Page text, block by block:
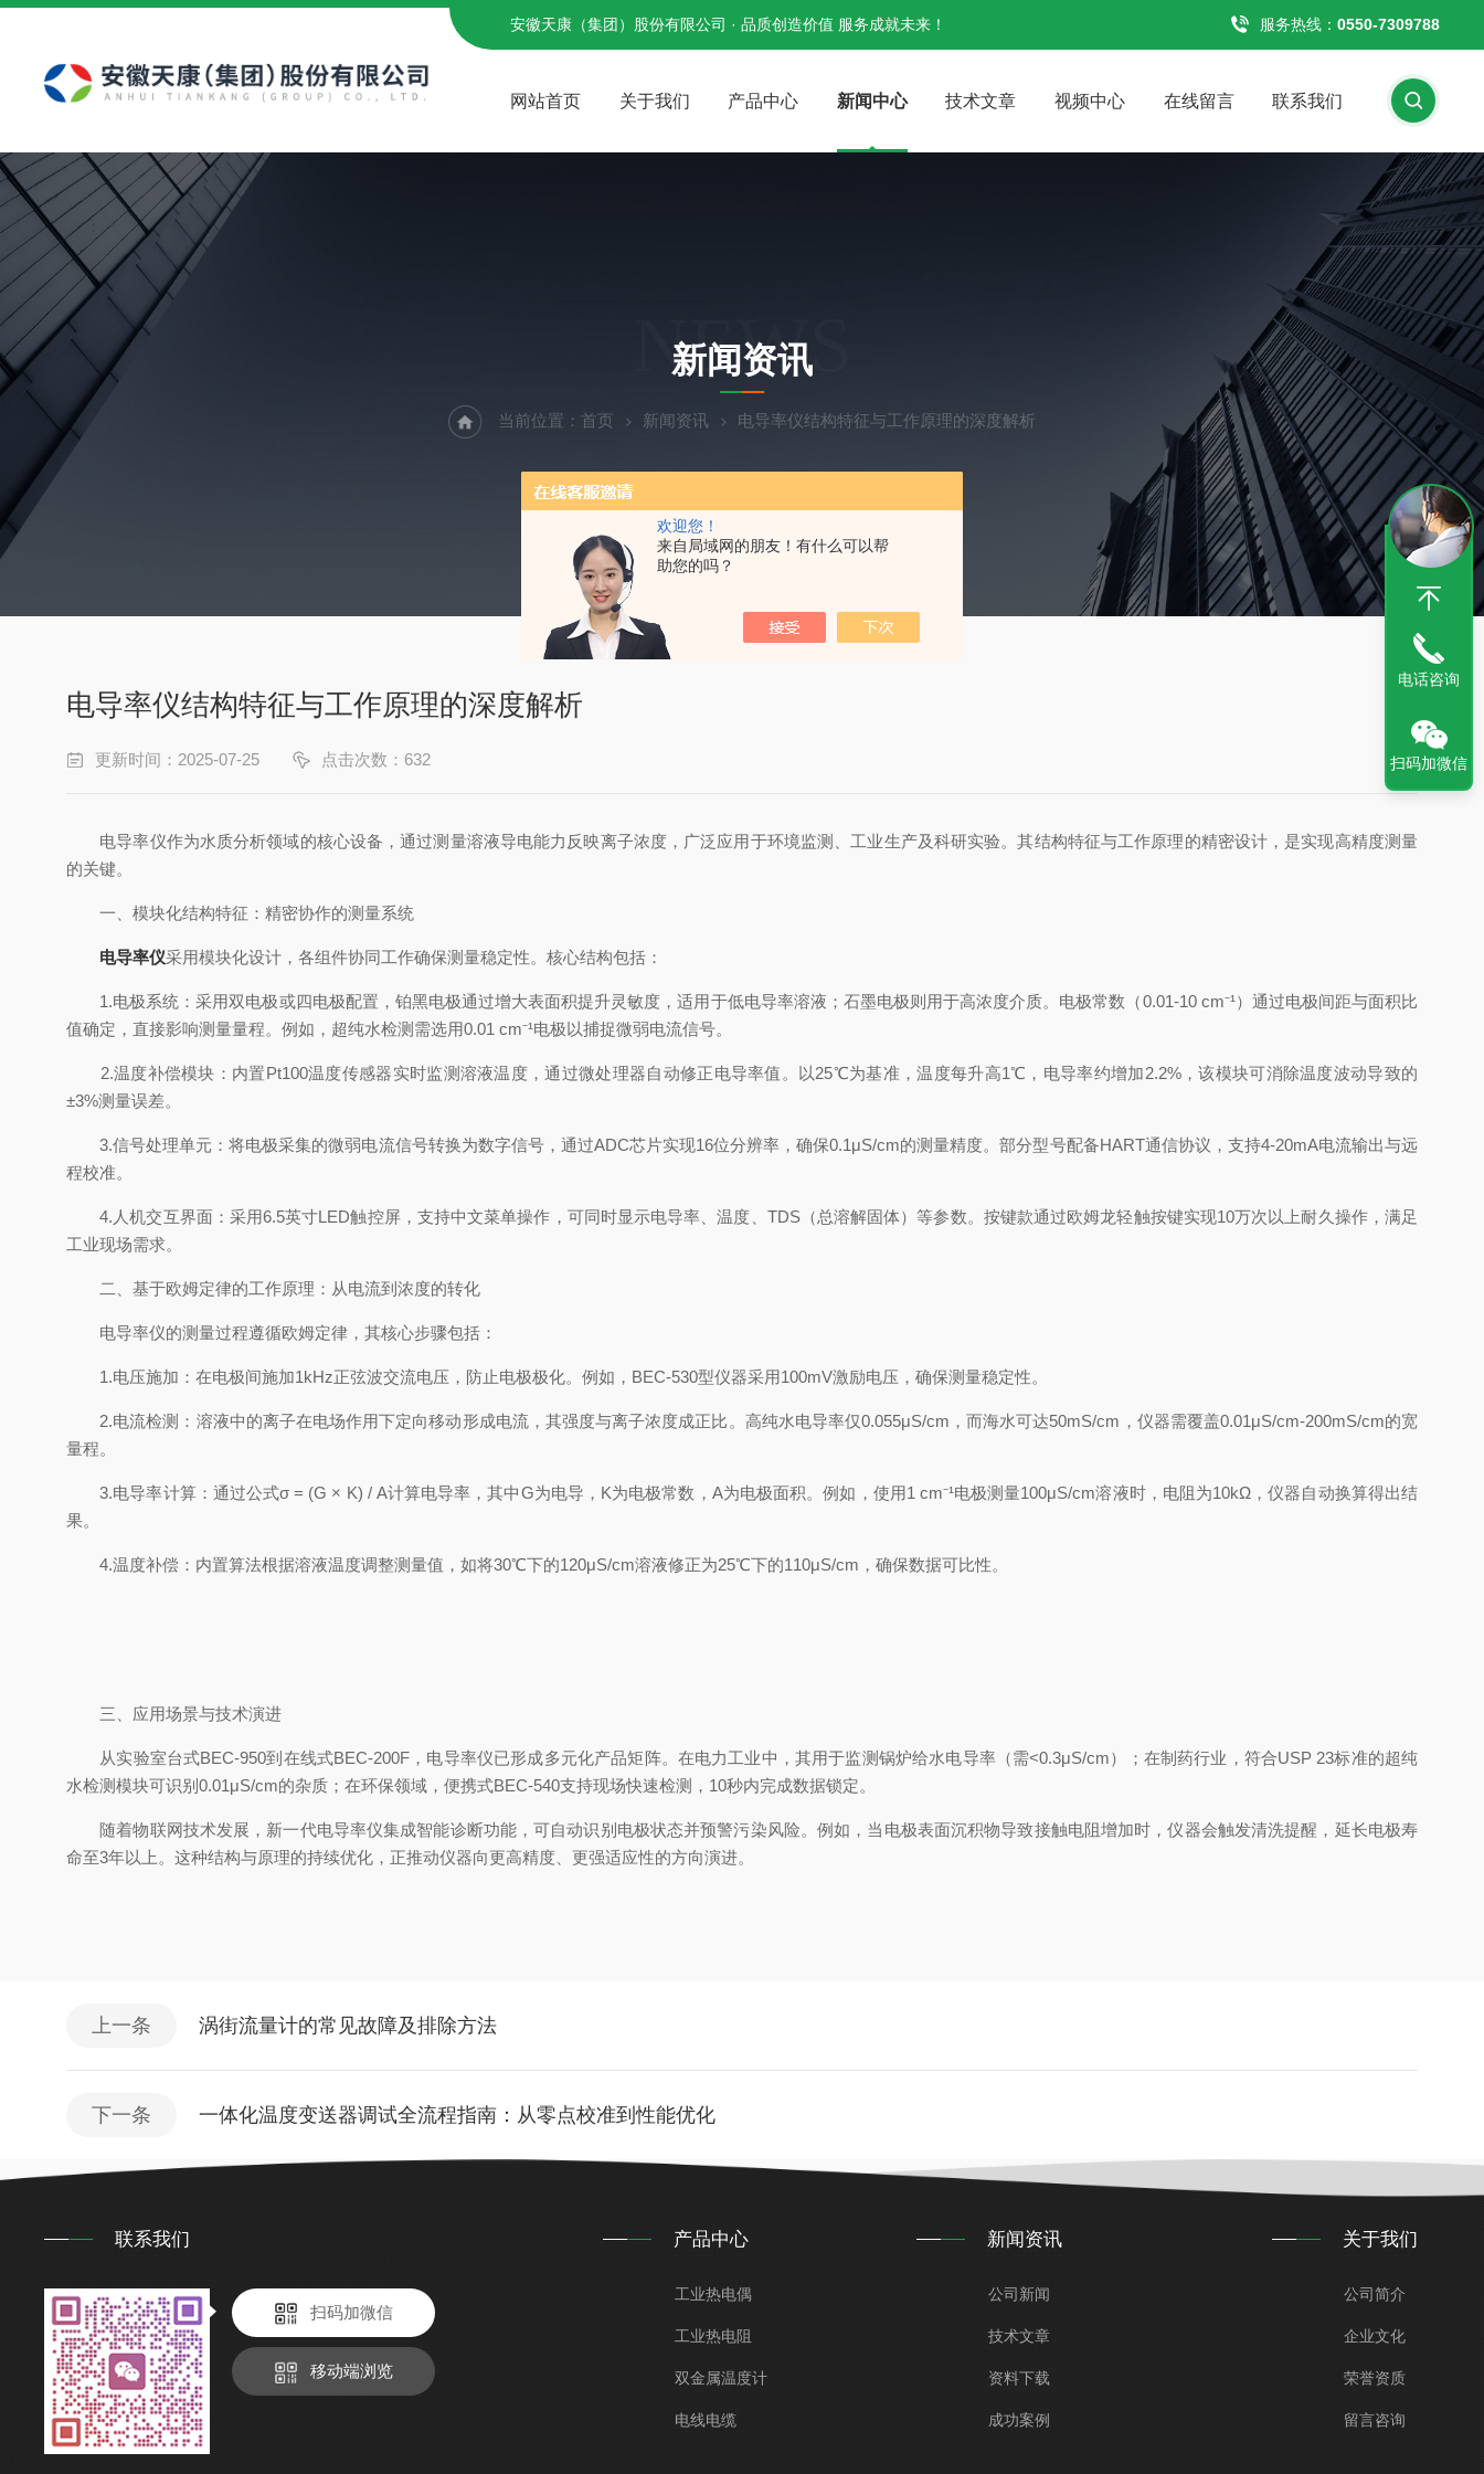
欢迎您！
来自局域网的朋友！有什么可以帮
助您的吗？
安徽天康（集团）股份有限公司 · 品质创造价值 服务成就未来！ 服务热线： 0550-7309788
网站首页 关于我们 产品中心 新闻中心 技术文章 视频中心 在线留言 联系我们
NEWS
新闻资讯
当前位置： 首页 新闻资讯 电导率仪结构特征与工作原理的深度解析
电导率仪结构特征与工作原理的深度解析
更新时间：2025-07-25 点击次数：632
电导率仪作为水质分析领域的核心设备，通过测量溶液导电能力反映离子浓度，广泛应用于环境监测、工业生产及科研实验。其结构特征与工作原理的精密设计，是实现高精度测量
的关键。
一、模块化结构特征：精密协作的测量系统
电导率仪采用模块化设计，各组件协同工作确保测量稳定性。核心结构包括：
1.电极系统：采用双电极或四电极配置，铂黑电极通过增大表面积提升灵敏度，适用于低电导率溶液；石墨电极则用于高浓度介质。电极常数（0.01-10 cm⁻¹）通过电极间距与面积比
值确定，直接影响测量量程。例如，超纯水检测需选用0.01 cm⁻¹电极以捕捉微弱电流信号。
2.温度补偿模块：内置Pt100温度传感器实时监测溶液温度，通过微处理器自动修正电导率值。以25℃为基准，温度每升高1℃，电导率约增加2.2%，该模块可消除温度波动导致的
±3%测量误差。
3.信号处理单元：将电极采集的微弱电流信号转换为数字信号，通过ADC芯片实现16位分辨率，确保0.1μS/cm的测量精度。部分型号配备HART通信协议，支持4-20mA电流输出与远
程校准。
4.人机交互界面：采用6.5英寸LED触控屏，支持中文菜单操作，可同时显示电导率、温度、TDS（总溶解固体）等参数。按键款通过欧姆龙轻触按键实现10万次以上耐久操作，满足
工业现场需求。
二、基于欧姆定律的工作原理：从电流到浓度的转化
电导率仪的测量过程遵循欧姆定律，其核心步骤包括：
1.电压施加：在电极间施加1kHz正弦波交流电压，防止电极极化。例如，BEC-530型仪器采用100mV激励电压，确保测量稳定性。
2.电流检测：溶液中的离子在电场作用下定向移动形成电流，其强度与离子浓度成正比。高纯水电导率仅0.055μS/cm，而海水可达50mS/cm，仪器需覆盖0.01μS/cm-200mS/cm的宽
量程。
3.电导率计算：通过公式σ = (G × K) / A计算电导率，其中G为电导，K为电极常数，A为电极面积。例如，使用1 cm⁻¹电极测量100μS/cm溶液时，电阻为10kΩ，仪器自动换算得出结
果。
4.温度补偿：内置算法根据溶液温度调整测量值，如将30℃下的120μS/cm溶液修正为25℃下的110μS/cm，确保数据可比性。
三、应用场景与技术演进
从实验室台式BEC-950到在线式BEC-200F，电导率仪已形成多元化产品矩阵。在电力工业中，其用于监测锅炉给水电导率（需<0.3μS/cm）；在制药行业，符合USP 23标准的超纯
水检测模块可识别0.01μS/cm的杂质；在环保领域，便携式BEC-540支持现场快速检测，10秒内完成数据锁定。
随着物联网技术发展，新一代电导率仪集成智能诊断功能，可自动识别电极状态并预警污染风险。例如，当电极表面沉积物导致接触电阻增加时，仪器会触发清洗提醒，延长电极寿
命至3年以上。这种结构与原理的持续优化，正推动仪器向更高精度、更强适应性的方向演进。
上一条 涡街流量计的常见故障及排除方法
下一条 一体化温度变送器调试全流程指南：从零点校准到性能优化
联系我们
扫码加微信
移动端浏览
产品中心
工业热电偶
工业热电阻
双金属温度计
电线电缆
新闻资讯
公司新闻
技术文章
资料下载
成功案例
关于我们
公司简介
企业文化
荣誉资质
留言咨询
电话咨询
扫码加微信